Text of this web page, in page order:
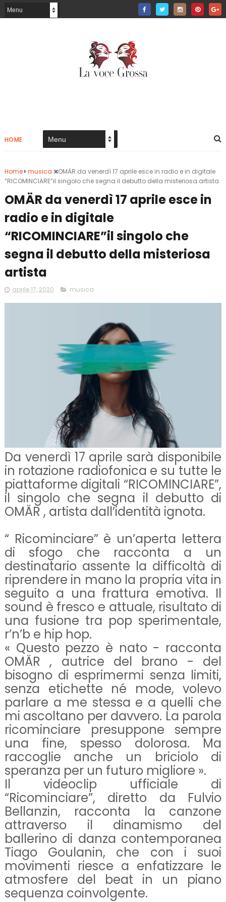
HOME
Home musica
OMÄR da venerdì 17 aprile esce in radio e in digitale
“RICOMINCIARE”il singolo che segna il debutto della misteriosa artista
OMÄR da venerdì 17 aprile esce in
radio e in digitale
“RICOMINCIARE”il singolo che
segna il debutto della misteriosa
artista
aprile 17, 2020 musica
Da venerdì 17 aprile sarà disponibile
in rotazione radiofonica e su tutte le
piattaforme digitali “RICOMINCIARE”,
il singolo che segna il debutto di
OMÄR , artista dall’identità ignota.
“ Ricominciare” è un’aperta lettera
di sfogo che racconta a un
destinatario assente la difficoltà di
riprendere in mano la propria vita in
seguito a una frattura emotiva. Il
sound è fresco e attuale, risultato di
una fusione tra pop sperimentale,
r’n’b e hip hop.
« Questo pezzo è nato - racconta
OMÄR , autrice del brano - del
bisogno di esprimermi senza limiti,
senza etichette né mode, volevo
parlare a me stessa e a quelli che
mi ascoltano per davvero. La parola
ricominciare presuppone sempre
una fine, spesso dolorosa. Ma
raccoglie anche un briciolo di
speranza per un futuro migliore ».
Il videoclip ufficiale di
“Ricominciare”, diretto da Fulvio
Bellanzin, racconta la canzone
attraverso il dinamismo del
ballerino di danza contemporanea
Tiago Goulanin, che con i suoi
movimenti riesce a enfatizzare le
atmosfere del beat in un piano
sequenza coinvolgente.